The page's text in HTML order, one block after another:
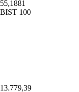
55,1881
BIST 100
13.779,39